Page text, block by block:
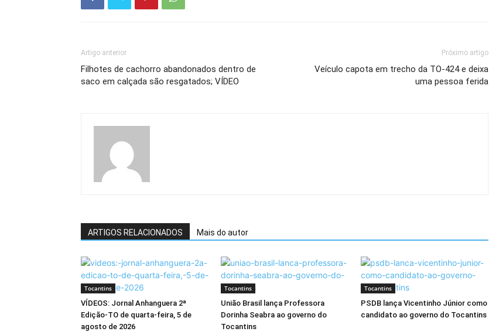
Artigo anterior
Filhotes de cachorro abandonados dentro de
saco em calçada são resgatados; VÍDEO
Próximo artigo
Veículo capota em trecho da TO-424 e deixa
uma pessoa ferida
ARTIGOS RELACIONADOS Mais do autor
Tocantins
VÍDEOS: Jornal Anhanguera 2ª
Edição-TO de quarta-feira, 5 de
agosto de 2026
Tocantins
União Brasil lança Professora
Dorinha Seabra ao governo do
Tocantins
Tocantins
PSDB lança Vicentinho Júnior como
candidato ao governo do Tocantins